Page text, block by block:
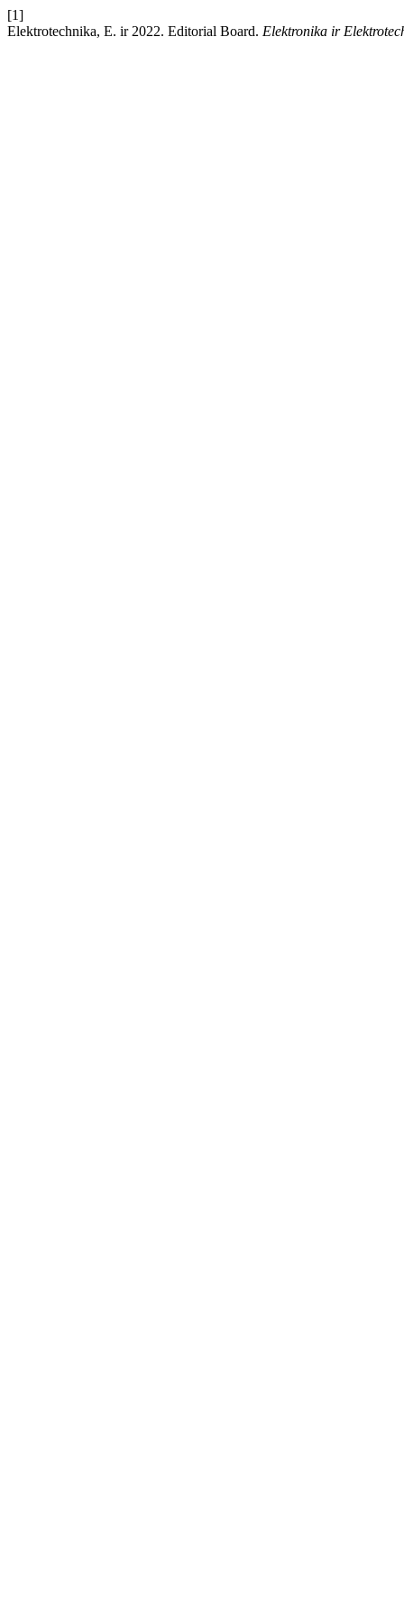
[1]
Elektrotechnika, E. ir 2022. Editorial Board. Elektronika ir